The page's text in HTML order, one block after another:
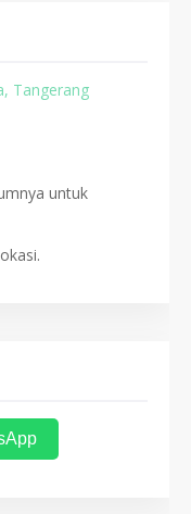
Tangerang
untuk